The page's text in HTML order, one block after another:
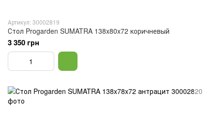
Артикул: 30002819
Стол Progarden SUMATRA 138x80x72 коричневый
3 350 грн